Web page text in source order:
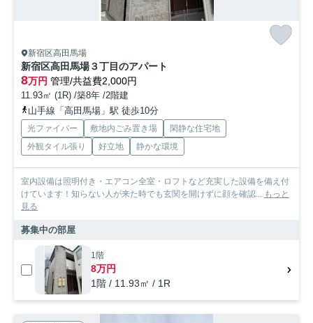
新宿区高田馬場
新宿区高田馬場３丁目のアパート
8万円 管理/共益費2,000円
11.93㎡ (1R) /築8年 /2階建
山手線「高田馬場」駅 徒歩10分
光ファイバー 敷地内ごみ置き場
閑静な住宅地
外観タイル張り
好立地 静かな環境
室内設備は照明付き・エアコン全室・ロフトなど充実した設備を備え付
けています！知らない人が来た時でも玄関を開けずに顔を確認... もっと
見る
募集中の部屋
1階
8万円
1階 / 11.93㎡ / 1R